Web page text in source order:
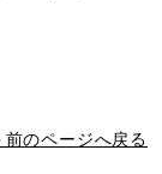
前のページへ戻る